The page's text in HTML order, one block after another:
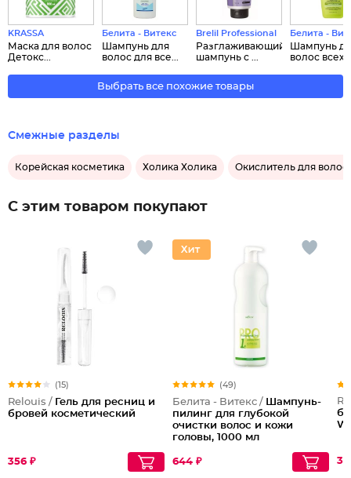
KRASSA
Маска для волос
Детокс...
Белита - Витекс
Шампунь для
волос для все...
Brelil Professional
Разглаживающий
шампунь с ...
Белита -
Шампунь
волос всех
Выбрать все похожие товары
Смежные разделы
Корейская косметика Холика Холика Окислитель для волос
С этим товаром покупают
(15)
Relouis / Гель для ресниц и
бровей косметический
356 ₽
(49)
Белита - Витекс / Шампунь-
пилинг для глубокой
очистки волос и кожи
головы, 1000 мл
644 ₽